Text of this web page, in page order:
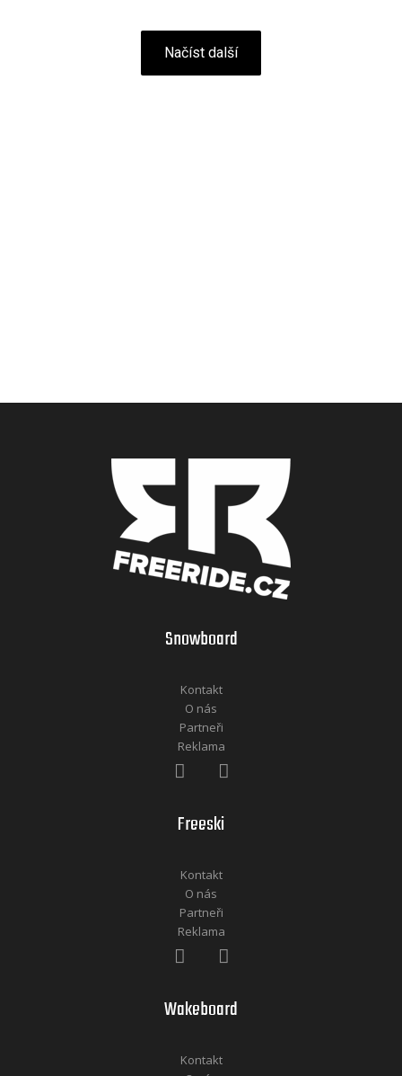
Načíst další
Snowboard
Kontakt
O nás
Partneři
Reklama
Freeski
Kontakt
O nás
Partneři
Reklama
Wakeboard
Kontakt